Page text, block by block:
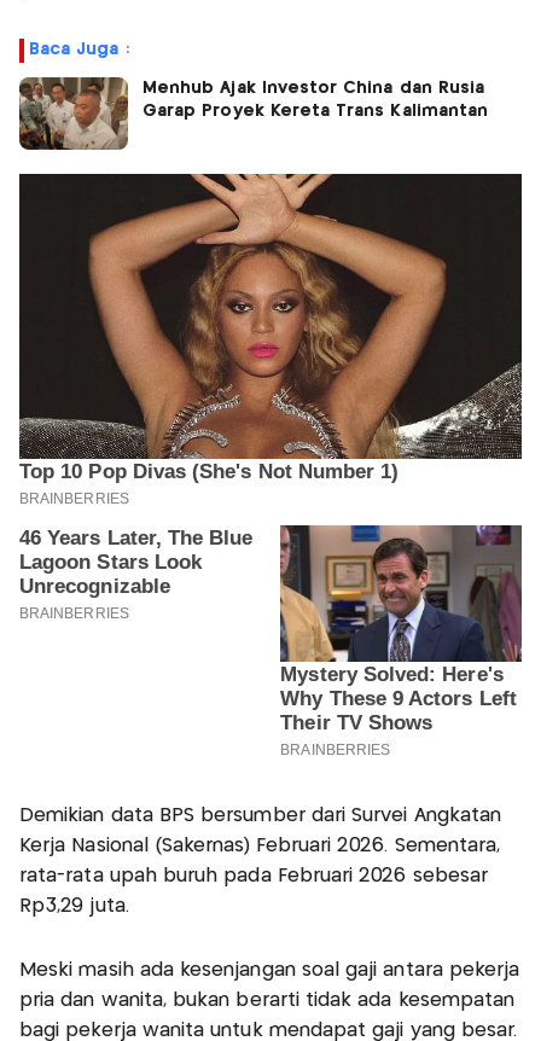
Baca Juga :
Menhub Ajak Investor China dan Rusia
Garap Proyek Kereta Trans Kalimantan
Demikian data BPS bersumber dari Survei Angkatan
Kerja Nasional (Sakernas) Februari 2026. Sementara,
rata-rata upah buruh pada Februari 2026 sebesar
Rp3,29 juta.
Meski masih ada kesenjangan soal gaji antara pekerja
pria dan wanita, bukan berarti tidak ada kesempatan
bagi pekerja wanita untuk mendapat gaji yang besar.